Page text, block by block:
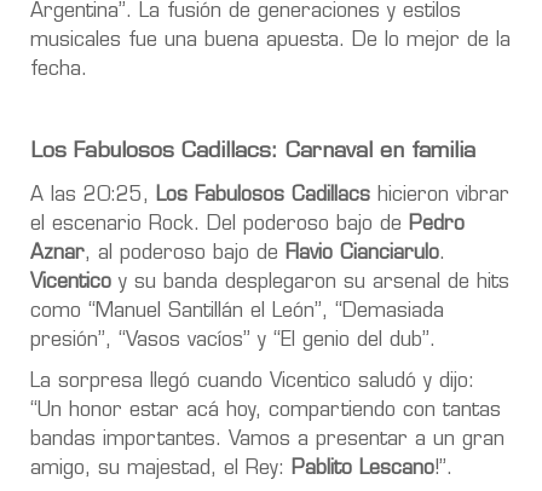
Argentina”. La fusión de generaciones y estilos
musicales fue una buena apuesta. De lo mejor de la
fecha.
Los Fabulosos Cadillacs: Carnaval en familia
A las 20:25, Los Fabulosos Cadillacs hicieron vibrar
el escenario Rock. Del poderoso bajo de Pedro
Aznar, al poderoso bajo de Flavio Cianciarulo.
Vicentico y su banda desplegaron su arsenal de hits
como “Manuel Santillán el León”, “Demasiada
presión”, “Vasos vacíos” y “El genio del dub”.
La sorpresa llegó cuando Vicentico saludó y dijo:
“Un honor estar acá hoy, compartiendo con tantas
bandas importantes. Vamos a presentar a un gran
amigo, su majestad, el Rey:
Pablito Lescano!”.